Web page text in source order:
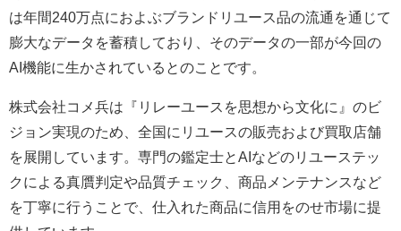
は年間240万点におよぶブランドリユース品の流通を通じて
膨大なデータを蓄積しており、そのデータの一部が今回の
AI機能に生かされているとのことです。
株式会社コメ兵は『リレーユースを思想から文化に』のビ
ジョン実現のため、全国にリユースの販売および買取店舗
を展開しています。専門の鑑定士とAIなどのリユーステッ
クによる真贋判定や品質チェック、商品メンテナンスなど
を丁寧に行うことで、仕入れた商品に信用をのせ市場に提